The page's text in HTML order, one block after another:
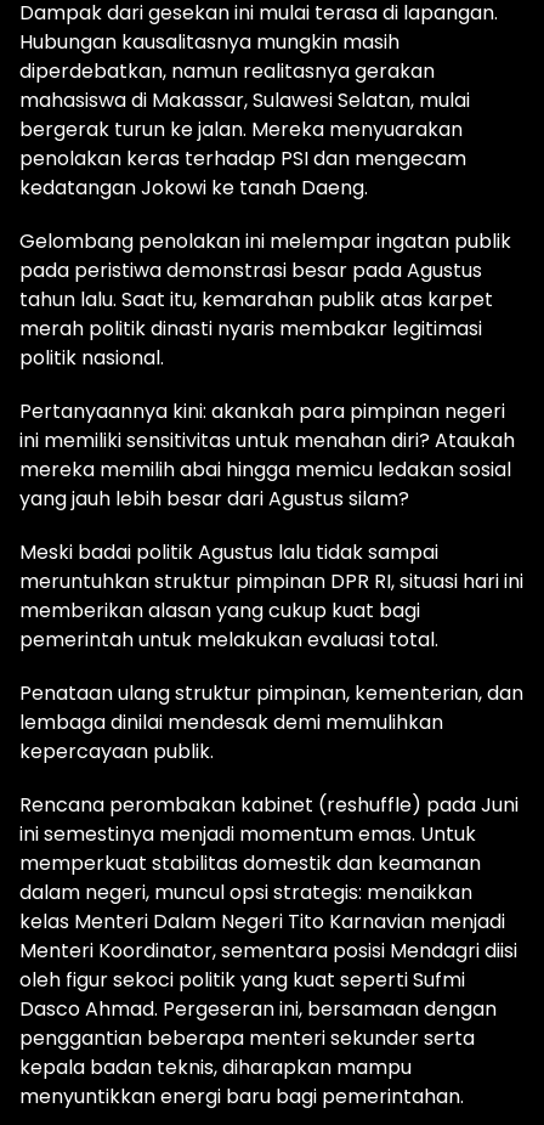
Dampak dari gesekan ini mulai terasa di lapangan.
Hubungan kausalitasnya mungkin masih
diperdebatkan, namun realitasnya gerakan
mahasiswa di Makassar, Sulawesi Selatan, mulai
bergerak turun ke jalan. Mereka menyuarakan
penolakan keras terhadap PSI dan mengecam
kedatangan Jokowi ke tanah Daeng.
Gelombang penolakan ini melempar ingatan publik
pada peristiwa demonstrasi besar pada Agustus
tahun lalu. Saat itu, kemarahan publik atas karpet
merah politik dinasti nyaris membakar legitimasi
politik nasional.
Pertanyaannya kini: akankah para pimpinan negeri
ini memiliki sensitivitas untuk menahan diri? Ataukah
mereka memilih abai hingga memicu ledakan sosial
yang jauh lebih besar dari Agustus silam?
Meski badai politik Agustus lalu tidak sampai
meruntuhkan struktur pimpinan DPR RI, situasi hari ini
memberikan alasan yang cukup kuat bagi
pemerintah untuk melakukan evaluasi total.
Penataan ulang struktur pimpinan, kementerian, dan
lembaga dinilai mendesak demi memulihkan
kepercayaan publik.
Rencana perombakan kabinet (reshuffle) pada Juni
ini semestinya menjadi momentum emas. Untuk
memperkuat stabilitas domestik dan keamanan
dalam negeri, muncul opsi strategis: menaikkan
kelas Menteri Dalam Negeri Tito Karnavian menjadi
Menteri Koordinator, sementara posisi Mendagri diisi
oleh figur sekoci politik yang kuat seperti Sufmi
Dasco Ahmad. Pergeseran ini, bersamaan dengan
penggantian beberapa menteri sekunder serta
kepala badan teknis, diharapkan mampu
menyuntikkan energi baru bagi pemerintahan.